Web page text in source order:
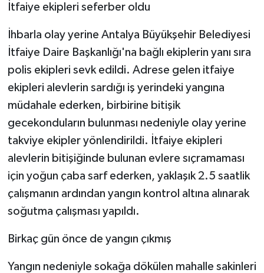
İtfaiye ekipleri seferber oldu
İhbarla olay yerine Antalya Büyükşehir Belediyesi
İtfaiye Daire Başkanlığı'na bağlı ekiplerin yanı sıra
polis ekipleri sevk edildi. Adrese gelen itfaiye
ekipleri alevlerin sardığı iş yerindeki yangına
müdahale ederken, birbirine bitişik
gecekonduların bulunması nedeniyle olay yerine
takviye ekipler yönlendirildi. İtfaiye ekipleri
alevlerin bitişiğinde bulunan evlere sıçramaması
için yoğun çaba sarf ederken, yaklaşık 2.5 saatlik
çalışmanın ardından yangın kontrol altına alınarak
soğutma çalışması yapıldı.
Birkaç gün önce de yangın çıkmış
Yangın nedeniyle sokağa dökülen mahalle sakinleri
Otomobil
POLİTİKA
Sağlık
SİYASET
TEKNOLOJİ
Turizm